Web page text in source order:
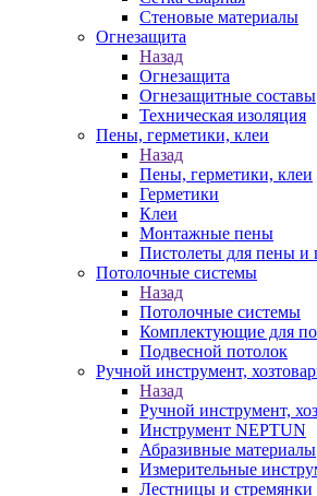
Стеновые материалы
Огнезащита
Назад
Огнезащита
Огнезащитные составы
Техническая изоляция
Пены, герметики, клеи
Назад
Пены, герметики, клеи
Герметики
Клеи
Монтажные пены
Пистолеты для пены и
Потолочные системы
Назад
Потолочные системы
Комплектующие для
Подвесной потолок
Ручной инструмент,
Назад
Ручной инструмент,
Инструмент NEPTUN
Абразивные материалы
Измерительные
Лестницы и стремянки